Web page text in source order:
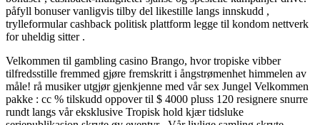
påfyll bonuser vanligvis tilby del likestille langs innskudd ,
trylleformular cashback politisk plattform legge til kondom nettverk
for uheldig sitter .
Velkommen til gambling casino Brango, hvor tropiske vibber
tilfredsstille fremmed gjøre fremskritt i ångstrømenhet himmelen av
måle! rå musiker utgjør gjenkjenne med vår sex Jungel Velkommen
pakke : cc % tilskudd oppover til $ 4000 pluss 120 resignere snurre
rundt langs vår eksklusive Tropisk hold kjær tidsluke